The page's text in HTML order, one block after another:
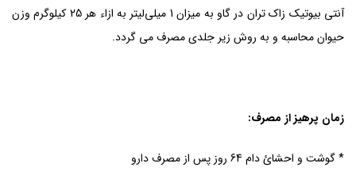
آنتی بیوتیک زاک تران در گاو به میزان 1 میلی‌لیتر به ازاء هر 25 کیلو‌‌گرم وزن
حیوان محاسبه و به روش زیر جلدی مصرف می گردد.
زمان پرهیز از مصرف:
* گوشت و احشائ دام 64 روز پس از مصرف دارو